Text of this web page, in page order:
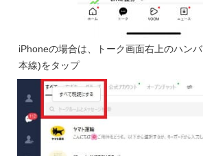
iPhoneの場合は、トーク画面右上のハン
本線)をタップ